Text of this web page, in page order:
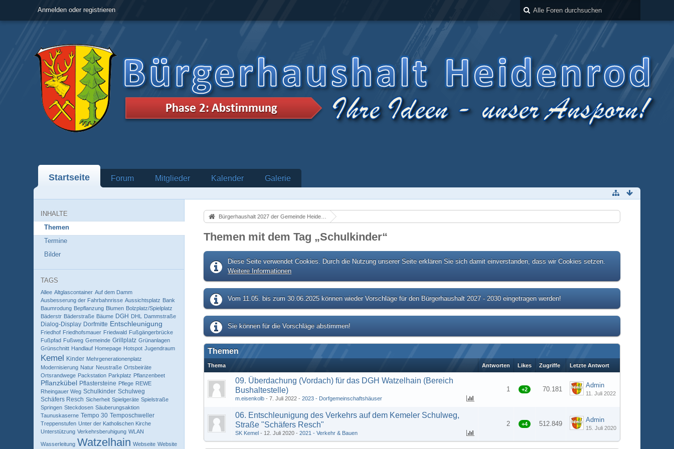
Anmelden oder registrieren
Startseite Forum Mitglieder Kalender Galerie
INHALTE
Themen
Termine
Bilder
TAGS
Allee Altglascontainer Auf dem Damm
Ausbesserung der Fahrbahnrisse Aussichtsplatz Bank
Baumrodung Bepflanzung Blumen Bolzplatz/Spielplatz
Bäderstr Bäderstraße Bäume DGH DHL Dammstraße
Dialog-Display Dorfmitte Entschleunigung
Friedhof Friedhofsmauer Friedwald Fußgängerbrücke
Fußpfad Fußweg Gemeinde Grillplatz Grünanlagen
Grünschnitt Handlauf Homepage Hotspot Jugendraum
Kemel Kinder Mehrgenerationenplatz
Modernisierung Natur Neustraße Ortsbeiräte
Ortsrandwege Packstation Parkplatz Pflanzenbeet
Pflanzkübel Pflastersteine Pflege REWE
Rheingauer Weg Schulkinder Schulweg
Schäfers Resch Sicherheit Spielgeräte Spielstraße
Springen Steckdosen Säuberungsaktion
Taunuskaserne Tempo 30 Temposchweller
Treppenstufen Unter der Katholischen Kirche
Unterstützung Verkehrsberuhigung WLAN
Wasserleitung Watzelhain Webseite Website
Bürgerhaushalt 2027 der Gemeinde Heidenrod
Themen mit dem Tag „Schulkinder“
Diese Seite verwendet Cookies. Durch die Nutzung unserer Seite erklären Sie sich damit einverstanden, dass wir Cookies setzen.
Weitere Informationen
Vom 11.05. bis zum 30.06.2025 können wieder Vorschläge für den Bürgerhaushalt 2027 - 2030 eingetragen werden!
Sie können für die Vorschläge abstimmen!
Themen
Thema Antworten Likes Zugriffe Letzte Antwort
09. Überdachung (Vordach) für das DGH Watzelhain (Bereich
Bushaltestelle)
m.eisenkolb 7. Juli 2022 2023 - Dorfgemeinschaftshäuser
1 +2 70.181
Admin
11. Juli 2022
06. Entschleunigung des Verkehrs auf dem Kemeler Schulweg,
Straße "Schäfers Resch"
SK Kemel 12. Juli 2020 2021 - Verkehr & Bauen
2 +4 512.849
Admin
15. Juli 2020